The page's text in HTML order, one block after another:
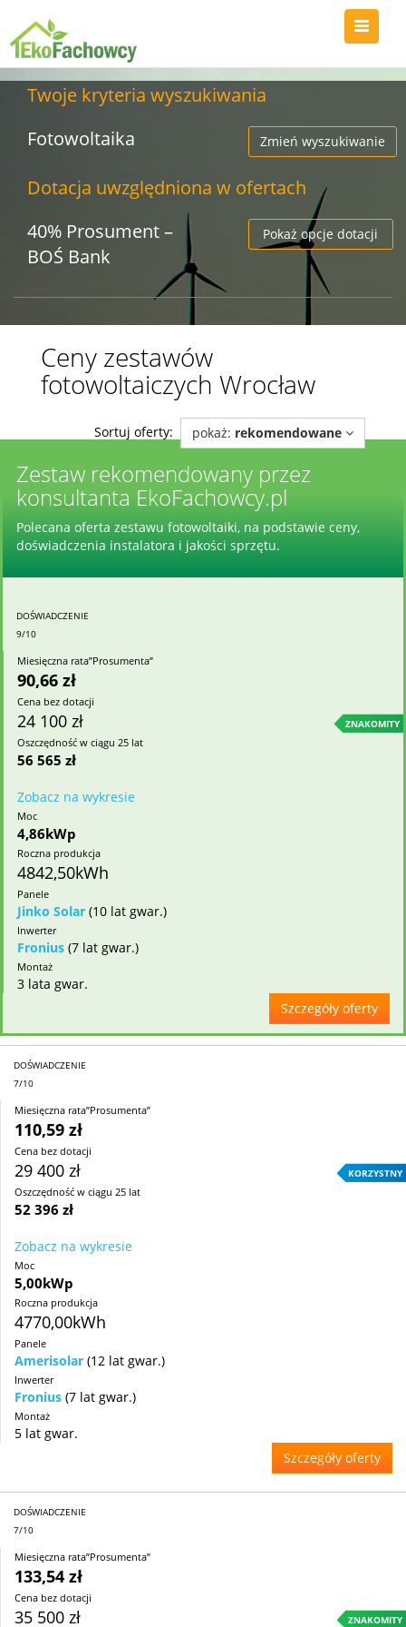
Twoje kryteria wyszukiwania
Zmień wyszukiwanie
Fotowoltaika
Dotacja uwzględniona w ofertach
Pokaż opcje dotacji
40% Prosument –
BOŚ Bank
Ceny zestawów
fotowoltaiczych Wrocław
Sortuj oferty: pokaż: rekomendowane
Zestaw rekomendowany przez
konsultanta EkoFachowcy.pl
Polecana oferta zestawu fotowoltaiki, na podstawie ceny,
doświadczenia instalatora i jakości sprzętu.
DOŚWIADCZENIE
9/10
Miesięczna rata”Prosumenta”
90,66 zł
Cena bez dotacji
24 100 zł ZNAKOMITY
Oszczędność w ciągu 25 lat
56 565 zł
Zobacz na wykresie
Moc
4,86kWp
Roczna produkcja
4842,50kWh
Panele
Jinko Solar (10 lat gwar.)
Inwerter
Fronius (7 lat gwar.)
Montaż
3 lata gwar.
Szczegóły oferty
DOŚWIADCZENIE
7/10
Miesięczna rata”Prosumenta”
110,59 zł
Cena bez dotacji
29 400 zł KORZYSTNY
Oszczędność w ciągu 25 lat
52 396 zł
Zobacz na wykresie
Moc
5,00kWp
Roczna produkcja
4770,00kWh
Panele
Amerisolar (12 lat gwar.)
Inwerter
Fronius (7 lat gwar.)
Montaż
5 lat gwar.
Szczegóły oferty
DOŚWIADCZENIE
7/10
Miesięczna rata”Prosumenta”
133,54 zł
Cena bez dotacji
35 500 zł ZNAKOMITY